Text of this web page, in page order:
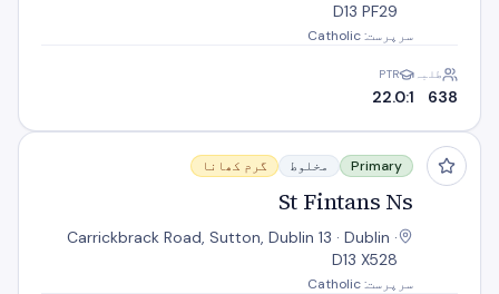
D13 PF29
سرپرست: Catholic
طلبہ
638
PTR
22.0:1
St Fintans Ns
Primary مخلوط گرم کھانا
St Fintans Ns
Carrickbrack Road, Sutton, Dublin 13 · Dublin ·
D13 X528
سرپرست: Catholic